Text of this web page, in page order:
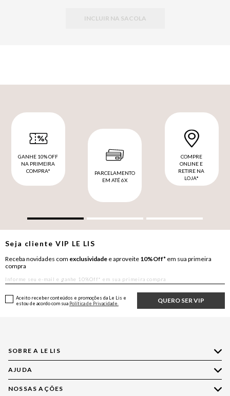
INCLUIR NA SACOLA
GANHE 10% OFF
NA PRIMEIRA
COMPRA*
PARCELAMENTO
EM ATÉ 6X
COMPRE
ONLINE E
RETIRE NA
LOJA*
Seja clienteVIP LE LIS
Receba novidades com exclusividade e aproveite 10%Off* em sua primeira
compra
QUERO SER VIP
Aceito receber conteúdos e promoções da Le Lis e
estou de acordo com sua Política de Privacidade.
SOBRE A LE LIS
Quem Somos
Nossas Lojas
AJUDA
Compre pelo WhatsApp
NOSSAS AÇÕES